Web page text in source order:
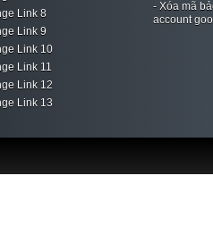
Link 8
Link 9
Link 10
Link 11
Link 12
Link 13
- Xóa mã
account